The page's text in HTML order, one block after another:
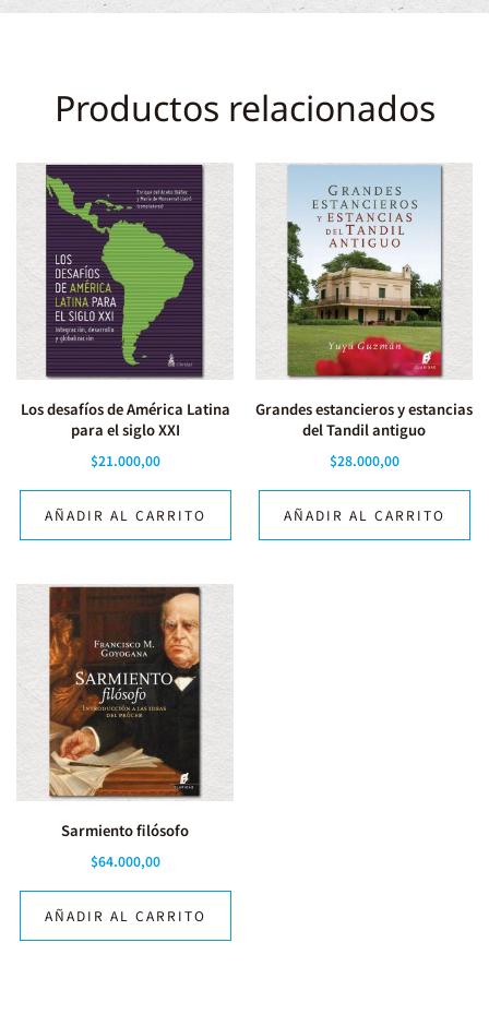
Productos relacionados
Los desafíos de América Latina
para el siglo XXI
$21.000,00
AÑADIR AL CARRITO
Grandes estancieros y estancias
del Tandil antiguo
$28.000,00
AÑADIR AL CARRITO
Sarmiento filósofo
$64.000,00
AÑADIR AL CARRITO